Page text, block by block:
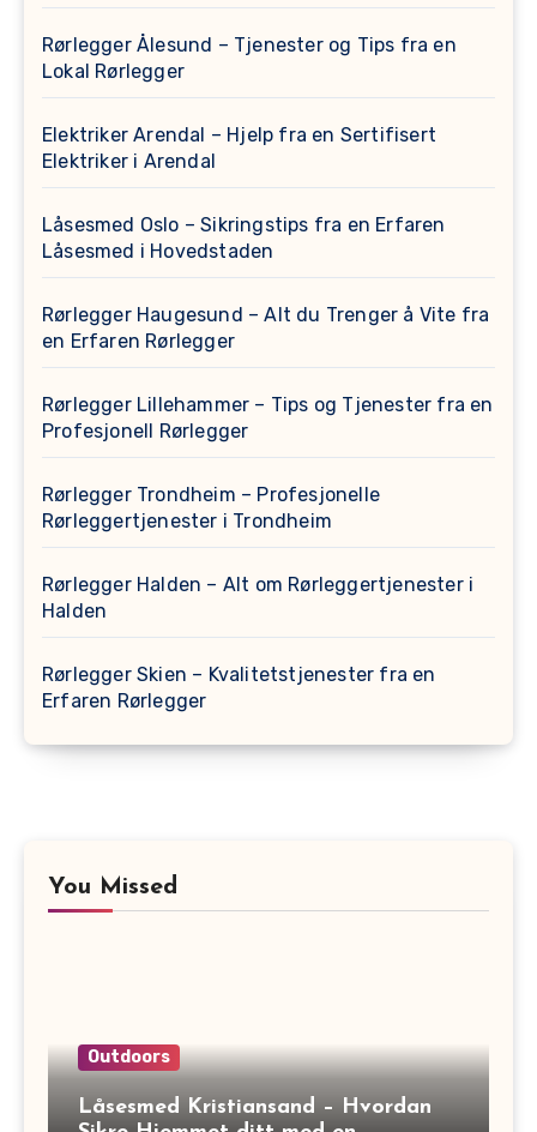
Rørlegger Ålesund – Tjenester og Tips fra en
Lokal Rørlegger
Elektriker Arendal – Hjelp fra en Sertifisert
Elektriker i Arendal
Låsesmed Oslo – Sikringstips fra en Erfaren
Låsesmed i Hovedstaden
Rørlegger Haugesund – Alt du Trenger å Vite fra
en Erfaren Rørlegger
Rørlegger Lillehammer – Tips og Tjenester fra en
Profesjonell Rørlegger
Rørlegger Trondheim – Profesjonelle
Rørleggertjenester i Trondheim
Rørlegger Halden – Alt om Rørleggertjenester i
Halden
Rørlegger Skien – Kvalitetstjenester fra en
Erfaren Rørlegger
You Missed
Outdoors
Låsesmed Kristiansand – Hvordan